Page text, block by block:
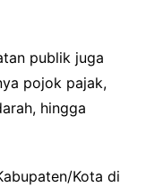
publik juga
pojok pajak,
hingga
Kota di